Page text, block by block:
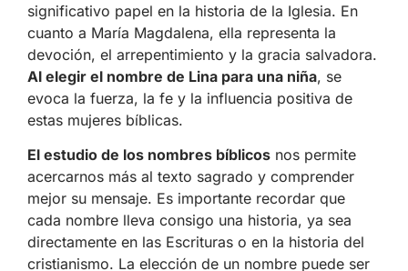
significativo papel en la historia de la Iglesia. En
cuanto a María Magdalena, ella representa la
devoción, el arrepentimiento y la gracia salvadora.
Al elegir el nombre de Lina para una niña, se
evoca la fuerza, la fe y la influencia positiva de
estas mujeres bíblicas.
El estudio de los nombres bíblicos nos permite
acercarnos más al texto sagrado y comprender
mejor su mensaje. Es importante recordar que
cada nombre lleva consigo una historia, ya sea
directamente en las Escrituras o en la historia del
cristianismo. La elección de un nombre puede ser